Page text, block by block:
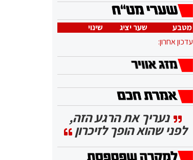
מטבע שער יציג
שינוי
עדכון אחרון:
נעריך את הרגע הזה,
לפני שהוא הופך לזיכרון